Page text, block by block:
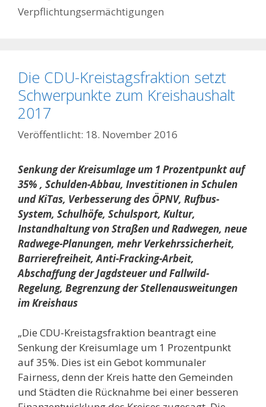
Verpflichtungsermächtigungen
Die CDU-Kreistagsfraktion setzt
Schwerpunkte zum Kreishaushalt
2017
18. November 2016
Senkung der Kreisumlage um 1 Prozentpunkt auf
35% , Schulden-Abbau, Investitionen in Schulen
und KiTas, Verbesserung des ÖPNV, Rufbus-
System, Schulhöfe, Schulsport, Kultur,
Instandhaltung von Straßen und Radwegen, neue
Radwege-Planungen, mehr Verkehrssicherheit,
Barrierefreiheit, Anti-Fracking-Arbeit,
Abschaffung der Jagdsteuer und Fallwild-
Regelung, Begrenzung der Stellenausweitungen
im Kreishaus
„Die CDU-Kreistagsfraktion beantragt eine
Senkung der Kreisumlage um 1 Prozentpunkt
auf 35%. Dies ist ein Gebot kommunaler
Fairness, denn der Kreis hatte den Gemeinden
und Städten die Rücknahme bei einer besseren